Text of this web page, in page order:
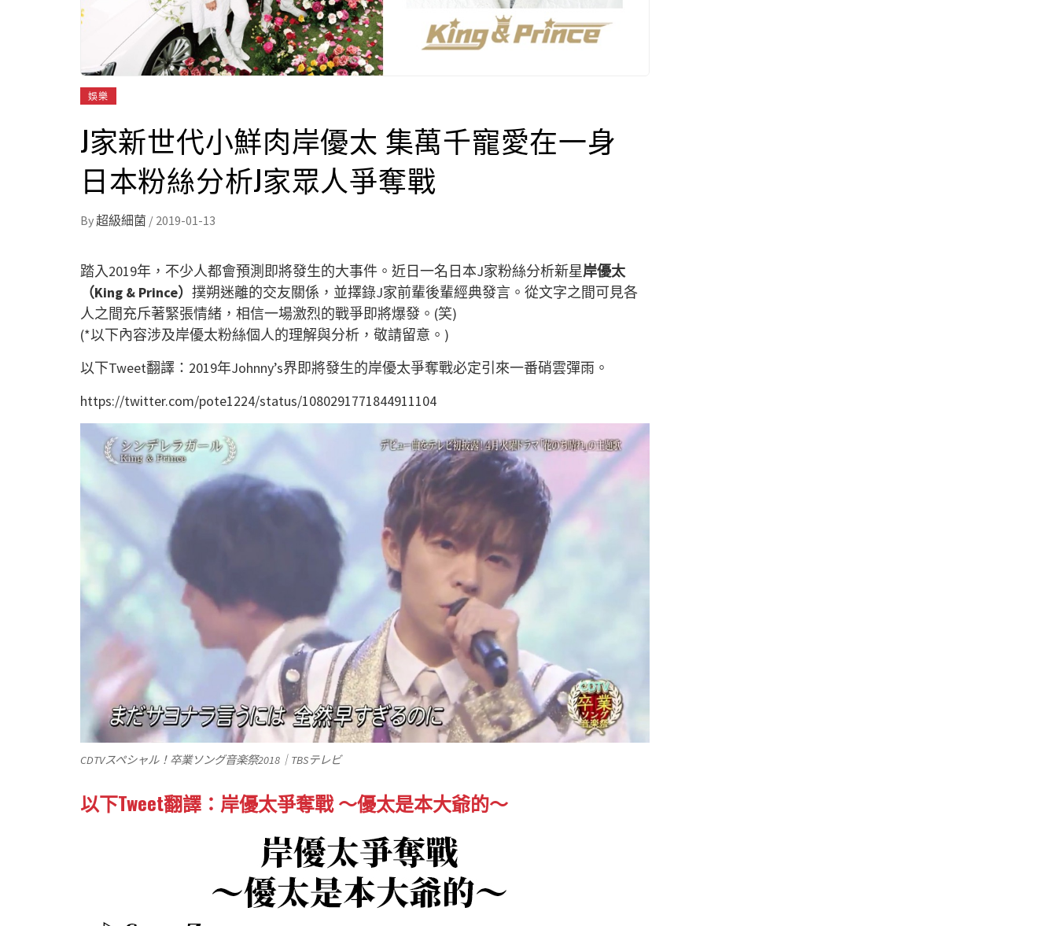
娛樂
J家新世代小鮮肉岸優太 集萬千寵愛在一身
日本粉絲分析J家眾人爭奪戰
By超級細菌 / 2019-01-13
踏入2019年，不少人都會預測即將發生的大事件。近日一名日本J家粉絲分析新星岸優太
（King & Prince） 撲朔迷離的交友關係，並擇錄J家前輩後輩經典發言。從文字之間可見各
人之間充斥著緊張情緒，相信一場激烈的戰爭即將爆發。(笑)
(*以下內容涉及岸優太粉絲個人的理解與分析，敬請留意。)
以下Tweet翻譯：2019年Johnny’s界即將發生的岸優太爭奪戰必定引來一番硝雲彈雨。
https://twitter.com/pote1224/status/1080291771844911104
CDTVスペシャル！卒業ソング音楽祭2018｜TBSテレビ
以下Tweet翻譯：岸優太爭奪戰～優太是本大爺的～